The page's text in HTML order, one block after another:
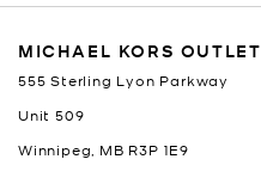
MICHAEL KORS
555 Sterling Lyon Parkway
Unit 509
Winnipeg MB R3P 1E9